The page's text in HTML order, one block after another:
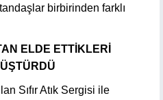
birbirinden farklı
ELDE ETTİKLERİ
Sıfır Atık Sergisi ile